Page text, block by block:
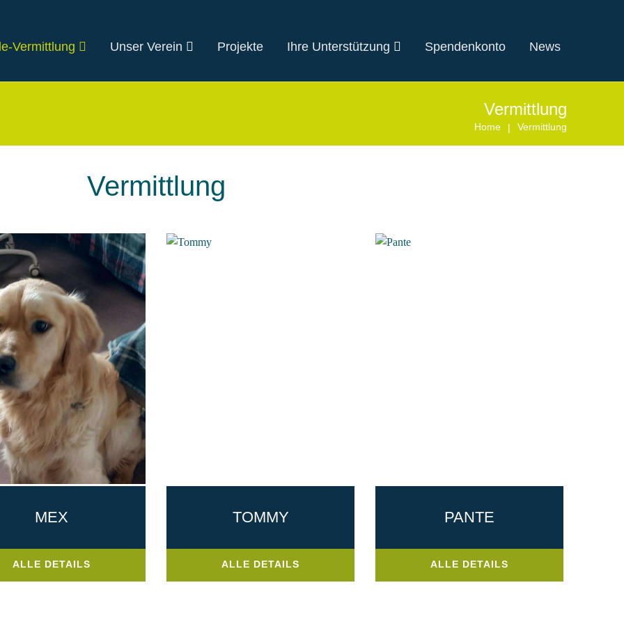
Vermittlung Unser Verein Projekte Ihre Unterstützung Spendenkonto News
Vermittlung
Home | Vermittlung
Vermittlung
MEX
ALLE DETAILS
TOMMY
ALLE DETAILS
PANTE
ALLE DETAILS